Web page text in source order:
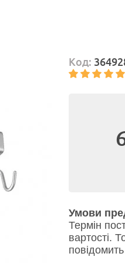
Код:
Умови
Термін
вартості.